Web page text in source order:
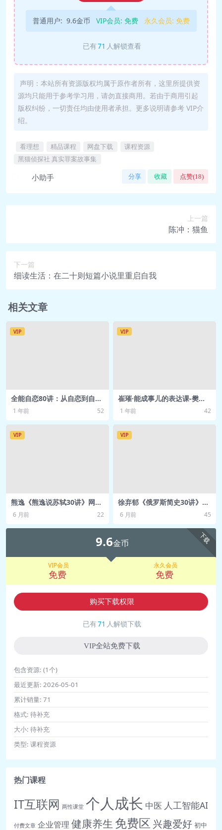
普通用户: 9.6金币 VIP会员: 免费 永久会员: 免费
已有71 人解锁查看
声明：本站所有资源版权均属于原作者所有，这里所提供资
源均只能用于参考学习用，请勿直接商用。若由于商用引起
版权纠纷，一切责任均由使用者承担。更多说明请参考 VIP介
绍。
看理想 精品课程 网盘下载
课程资源
黑猫侦探社 真实罪案故事集
小助手 分享 收藏 点赞(18)
上一篇
陈冲：猫鱼
下一篇
细读生活：在二十则短篇小说里重启自我
相关文章
VIP
全能自恋80讲：从自恋到自
信-武志红心理课-从全能自恋
到真实自信
1 年前 52
VIP
崔璀·能成事儿的表达课-樊登
读书
1 年前 42
VIP
熊逸《熊逸说苏轼30讲》网盘
下载
6 月前 22
VIP
徐弃郁《俄罗斯简史30讲》网
盘下载
6 月前 45
下载
9.6金币
VIP会员
免费
永久会员
免费
购买下载权限
已有71 人解锁下载
VIP全站免费下载
包含资源: (1个)
最近更新: 2026-05-01
累计销量: 71
格式: 待补充
大小: 待补充
类型: 课程资源
热门课程
IT互联网 两性课堂 个人成长 中医 人工智能AI
付费文章 企业管理 健康养生 免费区 兴趣爱好 初中